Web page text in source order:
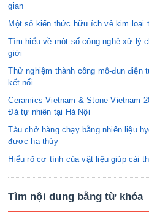
gian
Một số kiến thức hữu ích về kim loại
Tìm hiểu về một số công nghệ xử lý
giới
Thử nghiệm thành công mô-đun điện
kết nối
Ceramics Vietnam & Stone Vietnam
Đá tự nhiên tại Hà Nội
Tàu chở hàng chạy bằng nhiên liệu
được hạ thủy
Hiểu rõ cơ tính của vật liệu giúp cải
Tìm nội dung bằng từ khóa